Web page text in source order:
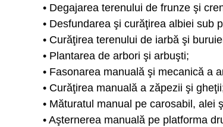
• Degajarea terenului de frunze şi
• Desfundarea şi curăţirea albiei sub
• Curăţirea terenului de iarbă şi
• Plantarea de arbori şi arbuşti;
• Fasonarea manuală şi mecanică a
• Curăţirea manuală a zăpezii şi
• Măturatul manual pe carosabil, alei
• Aşternerea manuală pe platforma